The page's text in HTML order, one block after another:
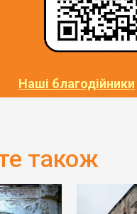
Наші благодійники
також